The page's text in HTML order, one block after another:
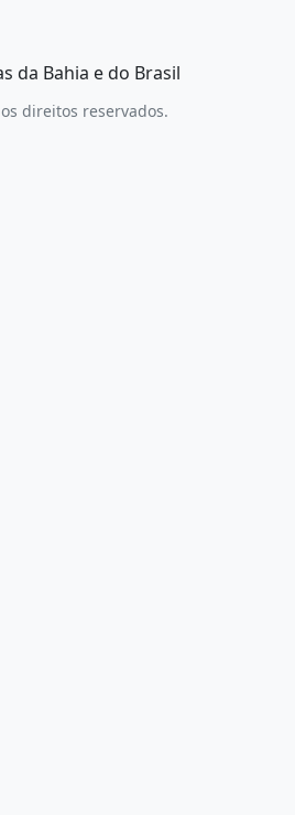
da Bahia e do Brasil
direitos reservados.